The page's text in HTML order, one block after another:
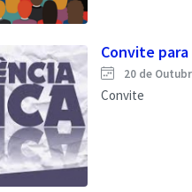
Convite
20 de
Convite